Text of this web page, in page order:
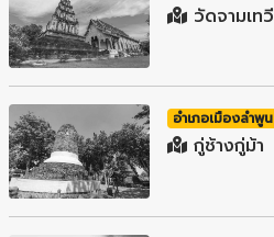
วัดจามเทวี
อำเภอเมืองลำพูน
กู่ช้างกู่ม้า